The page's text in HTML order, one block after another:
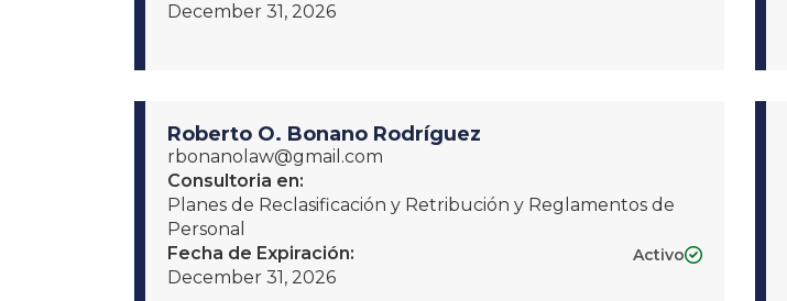
December 31, 2026
Roberto O. Bonano Rodríguez
rbonanolaw@gmail.com
Consultoria en:
Planes de Reclasificación y Retribución y Reglamentos de
Personal
Fecha de Expiración:
December 31, 2026
Activo